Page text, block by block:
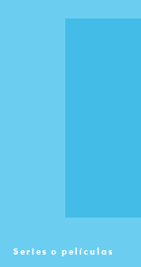
Series o películas